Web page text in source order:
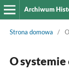
Archiwum
Strona domowa /
O